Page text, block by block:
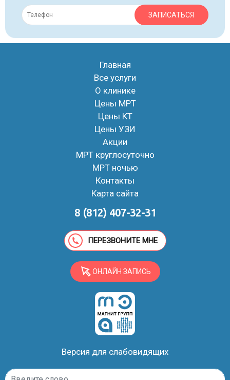
ЗАПИСАТЬСЯ
Главная
Все услуги
О клинике
Цены МРТ
Цены КТ
Цены УЗИ
Акции
МРТ круглосуточно
МРТ ночью
Контакты
Карта сайта
8 (812) 407-32-31
ПЕРЕЗВОНИТЕ МНЕ
ОНЛАЙН ЗАПИСЬ
Версия для слабовидящих